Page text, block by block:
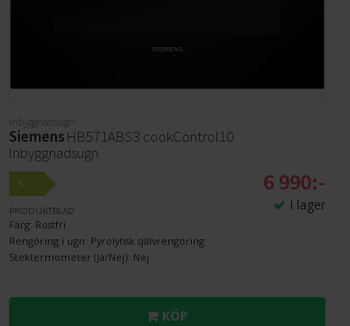
Inbyggnadsugn
SiemensHB571ABS3 cookControl10
Inbyggnadsugn
A+
PRODUKTBLAD
Färg: Rostfri
Rengöring i ugn: Pyrolytisk självrengöring
Stektermometer (Ja/Nej): Nej
6 990:-
I lager
KÖP